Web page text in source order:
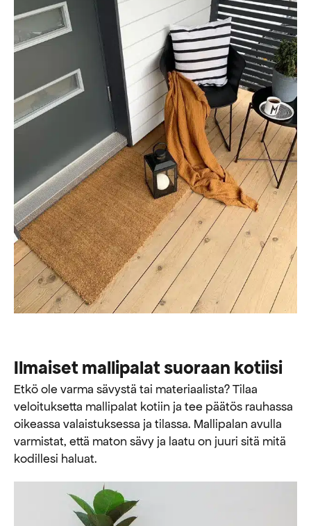
Ilmaiset mallipalat suoraan kotiisi
Etkö ole varma sävystä tai materiaalista? Tilaa
veloituksetta mallipalat kotiin ja tee päätös rauhassa
oikeassa valaistuksessa ja tilassa. Mallipalan avulla
varmistat, että maton sävy ja laatu on juuri sitä mitä
kodillesi haluat.